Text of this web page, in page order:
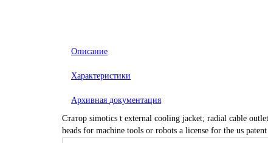
Описание
Характеристики
Архивная документация
Статор simotics t external cooling jacket; radial cable
heads for machine tools or robots a license for the us